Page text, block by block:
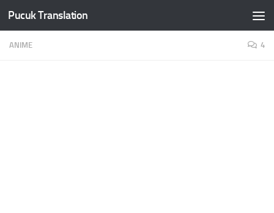
Skip to content
Pucuk Translation
ANIME 4